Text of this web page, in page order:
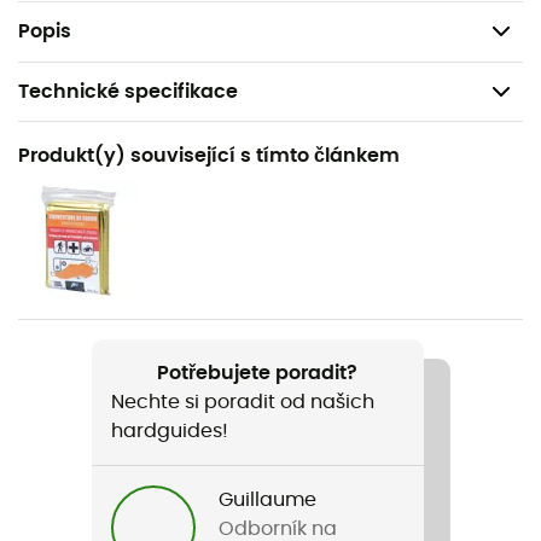
PopisReferenční číslo Guidetti: A1036.
Technické specifikace
Doporučené pro
Nordic walking / Trail
Pohlaví
Pánské / Dámské
Název produktu
Produkt(y) související s tímto článkem
Potřebujete poradit?
Nechte si poradit od našich
hardguides!
Guillaume
Odborník na